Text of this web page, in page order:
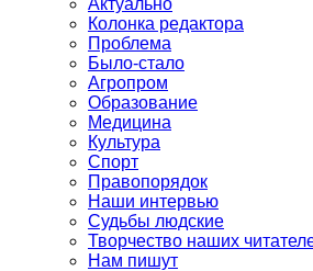
Актуально
Колонка редактора
Проблема
Было-стало
Агропром
Образование
Медицина
Культура
Спорт
Правопорядок
Наши интервью
Судьбы людские
Творчество наших
Нам пишут